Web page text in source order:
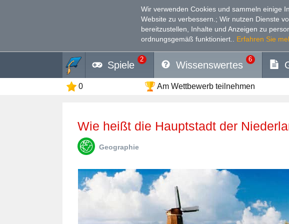
Wir verwenden Cookies und sammeln einige
Website zu verbessern. ; Wir nutzen Dienste
bereitzustellen, Inhalte und Anzeigen zu
ordnungsgemäß funktioniert.
Erfahren Sie
Spiele
2
Wissenswertes
6
0 Am Wettbewerb teilnehmen
Wie heißt die Hauptstadt der
Geographie